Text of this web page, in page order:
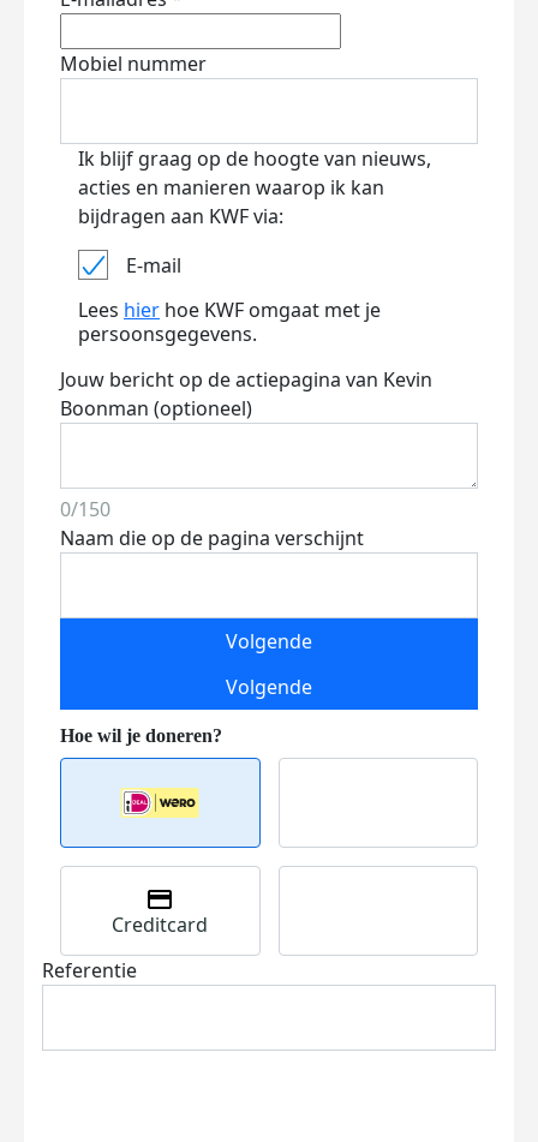
Mobiel nummer
Ik blijf graag op de hoogte van nieuws,
acties en manieren waarop ik kan
bijdragen aan KWF via:
E-mail
Lees hier hoe KWF omgaat met je
persoonsgegevens.
Jouw bericht op de actiepagina van Kevin
Boonman (optioneel)
0/150
Naam die op de pagina verschijnt
Volgende
Volgende
Creditcard
Referentie